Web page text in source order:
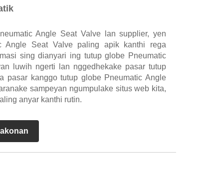
Angle Seat Valve lan supplier, yen
Angle Seat Valve paling apik kanthi rega
sing dianyari ing tutup globe Pneumatic
luwih ngerti lan nggedhekake pasar tutup
pasar kanggo tutup globe Pneumatic Angle
sampeyan ngumpulake situs web kita,
anyar kanthi rutin.